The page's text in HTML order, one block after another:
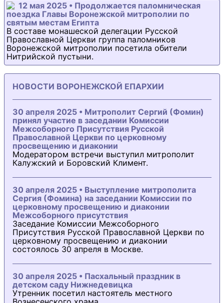
12 мая 2025 • Продолжается паломническая
поездка Главы Воронежской митрополии по
святым местам Египта
В составе монашеской делегации Русской
Православной Церкви группа паломников
Воронежской митрополии посетила обители
Нитрийской пустыни.
НОВОСТИ ВОРОНЕЖСКОЙ ЕПАРХИИ
30 апреля 2025 • Митрополит Сергий (Фомин)
принял участие в заседании Комиссии
Межсоборного Присутствия Русской
Православной Церкви по церковному
просвещению и диаконии
Модератором встречи выступил митрополит
Калужский и Боровский Климент.
30 апреля 2025 • Выступление митрополита
Сергия (Фомина) на заседании Комиссии по
церковному просвещению и диаконии
Межсоборного присутствия
Заседание Комиссии Межсоборного
Присутствия Русской Православной Церкви по
церковному просвещению и диаконии
состоялось 30 апреля в Москве.
30 апреля 2025 • Пасхальный праздник в
детском саду Нижнедевицка
Утренник посетил настоятель местного